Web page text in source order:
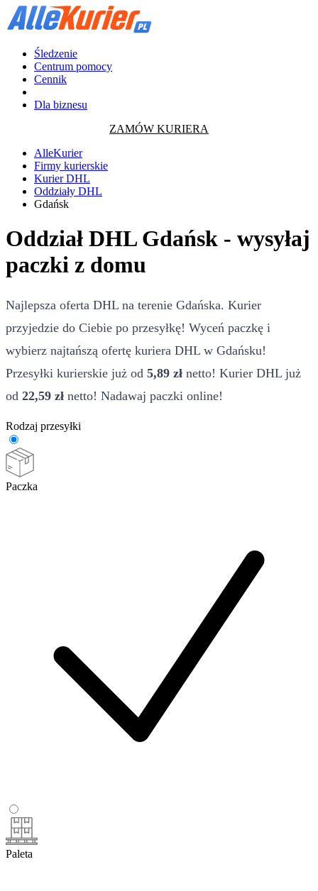
Śledzenie
Centrum pomocy
Cennik
Dla biznesu
ZAMÓW KURIERA
AlleKurier
Firmy kurierskie
Kurier DHL
Oddziały DHL
Gdańsk
Oddział DHL Gdańsk - wysyłaj
paczki z domu
Najlepsza oferta DHL na terenie Gdańska. Kurier
przyjedzie do Ciebie po przesyłkę! Wyceń paczkę i
wybierz najtańszą ofertę kuriera DHL w Gdańsku!
Przesyłki kurierskie już od 5,89 zł netto! Kurier DHL już
od 22,59 zł netto! Nadawaj paczki online!
Rodzaj przesyłki
Paczka
Paleta